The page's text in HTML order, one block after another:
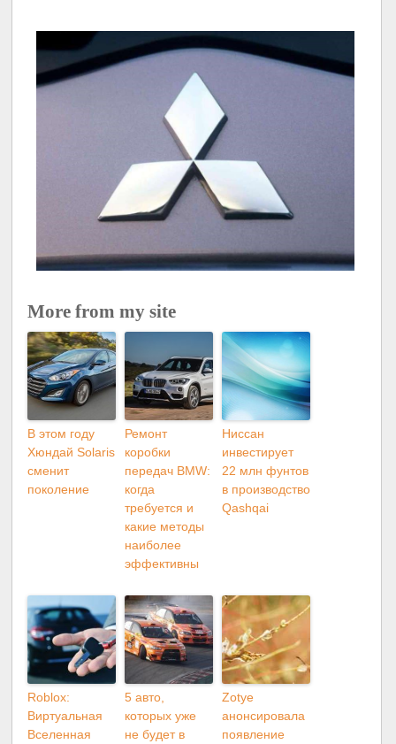
More from my site
В этом году
Хюндай Solaris
сменит
поколение
Ремонт
коробки
передач BMW:
когда
требуется и
какие методы
наиболее
эффективны
Ниссан
инвестирует
22 млн фунтов
в производство
Qashqai
Roblox:
Виртуальная
Вселенная
5 авто,
которых уже
не будет в
Zotye
анонсировала
появление